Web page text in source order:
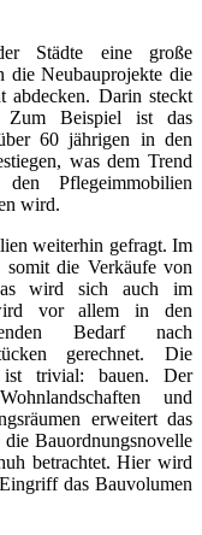
Städte eine große
die Neubauprojekte die
abdecken. Darin steckt
Zum Beispiel ist das
60 jährigen in den
was dem Trend
Pflegeimmobilien
wird.
weiterhin gefragt. Im
somit die Verkäufe von
wird sich auch im
vor allem in den
Bedarf nach
gerechnet. Die
trivial: bauen. Der
und
erweitert das
Bauordnungsnovelle
betrachtet. Hier wird
das Bauvolumen